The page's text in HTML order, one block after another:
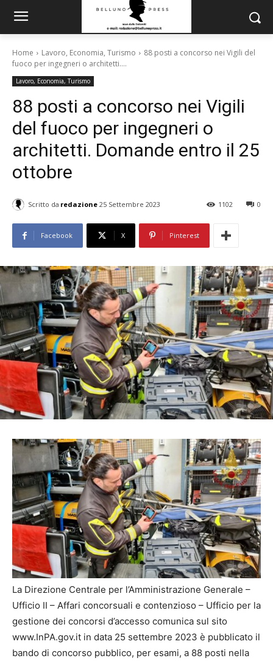
Home Lavoro, Economia, Turismo
88 posti a concorso nei Vigili del
fuoco per ingegneri o architetti....
Lavoro, Economia, Turismo
88 posti a concorso nei Vigili
del fuoco per ingegneri o
architetti. Domande entro il 25
ottobre
Scritto da redazione 25 Settembre 2023 0
1102
Facebook X Pinterest
La Direzione Centrale per l’Amministrazione Generale –
Ufficio II – Affari concorsuali e contenzioso – Ufficio per la
gestione dei concorsi d’accesso comunica sul sito
www.InPA.gov.it in data 25 settembre 2023 è pubblicato il
bando di concorso pubblico, per esami, a 88 posti nella